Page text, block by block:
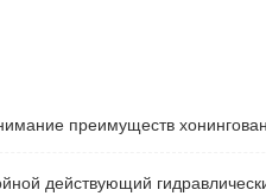
преимуществ
действующий гидравлический цилиндр